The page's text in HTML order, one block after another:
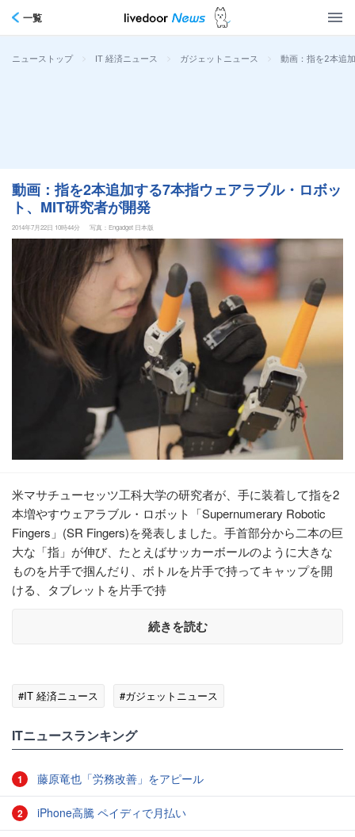
一覧
ニューストップ > IT 経済ニュース > ガジェットニュース > 動画：指を2本追
動画：指を2本追加する7本指ウェアラブル・ロボッ
ト、MIT研究者が開発
2014年7月22日 10時44分 写真：Engadget 日本版
米マサチューセッツ工科大学の研究者が、手に装着して指を2
本増やすウェアラブル・ロボット「Supernumerary Robotic
Fingers」(SR Fingers)を発表しました。手首部分から二本の巨
大な「指」が伸び、たとえばサッカーボールのように大きな
ものを片手で掴んだり、ボトルを片手で持ってキャップを開
ける、タブレットを片手で持
続きを読む
#IT 経済ニュース #ガジェットニュース
ITニュースランキング
1 藤原竜也「労務改善」をアピール
2 iPhone高騰 ペイディで月払い